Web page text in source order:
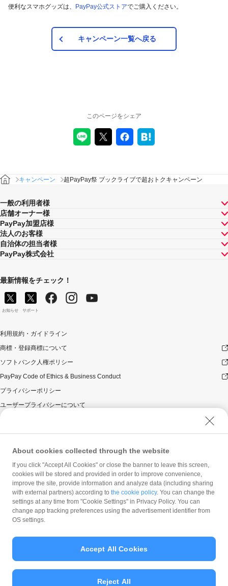
ます。
ンペーン期間中のPayPayボーナスの付与額が合計5,000
円相当を超えるときには、当該付与額の合計が5,000円相
如何にかかわらず、また、対象店舗による返金の有無に
かかわらず、当該取消し等の対象となったPayPay決済に
ついてのPayPayボーナスの付与は全て取り消されます。
また、対象店舗との取引の一部について取り消され、解
スが付与されます。
し等の理由の如何にかかわらず、また、対象店舗による
返金の有無にかかわらず、「キャンペーン期間中の付与
合計」は将来に向かってのみ減額されます。そのため、
「キャンペーン期間中の付与合計」が上限に到達して以
降に取消し等となった場合であっても、当該上限到達か
ら取消し等までのPayPay決済について本キャンペーンに
よるPayPayボーナスの付与が行われることはありませ
景品について
PayPayボーナス付与の際に、小数点以下は切り捨てとな
ります。
す。
PayPayボーナスの付与は、原則として、対象のお支払方
法によるお支払いの翌日から起算して30日後に実施いた
します。ただし、お客様のご利用状況やシステム上の都
合等により付与時期が遅くなる場合があります。
禁止事項等について
以下のいずれかに該当する場合は本キャンペーンの適用
った後にお客様が以下のいずれかに該当することが判明
した場合、お客様に対する本キャンペーンによるPayPay
景品の取得に関し、一定期間の取引・キャンセル等の
状況により不正行為が行われたとPayPay株式会社が
判断した場合。
景品が付与される前に景品対象のPayPayアカウント
を停止または解除した場合。
PayPay残高利用規約その他PayPay株式会社の利用規
通常1回の決済にて支払うべき商品等代金を、複数回
に分割して決済することにより景品付与を受けた場
便利なスマホグッズは、 PayPay公式ストアでご購入ください。
キャンペーン一覧へ戻る
このページをシェア
キャンペーン 超PayPay祭 ブックライブで超おトクキャンペーン
一般の利用者様
店舗オーナー様
PayPay加盟店様
法人のお客様
自治体の担当者様
PayPay株式会社
最新情報をチェック！
お知らせ サポート
利用規約・ガイドライン
商標・登録商標について
ソフトバンク人権ポリシー
PayPay Code of Ethics & Business Conduct
プライバシーポリシー
ユーザープライバシーについて
ウェブサイト利用規約
反社会的勢力に対する方針
勧誘方針
マネロン等基本方針
カスタマーハラスメントに関する当社の考え方
© PayPay Corporation
About cookies collected through the website
If you click "Accept All Cookies" or close the banner to leave this screen,
cookies will be stored and provided in order to improve convenience,
improve the site, provide information and analyze data (including sharing
with external partners) according to the cookie policy. You can change the
settings at any time from "Cookie Settings" in Privacy Policy. You can
change app tracking preferences using the advertisement identifier from
OS settings.
Reject All
Accept All Cookies